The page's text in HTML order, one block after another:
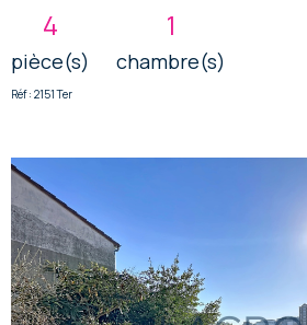
4
pièce(s)
1
chambre(s)
Réf : 2151 Ter
voir le